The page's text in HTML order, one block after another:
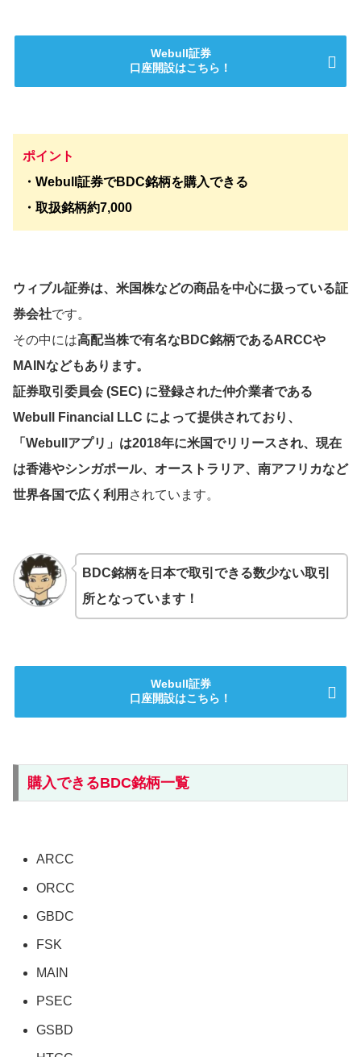
Webull証券
口座開設はこちら！
ポイント
・Webull証券でBDC銘柄を購入できる
・取扱銘柄約7,000
ウィブル証券は、米国株などの商品を中心に扱っている証
券会社です。
その中には高配当株で有名なBDC銘柄であるARCCや
MAINなどもあります。
証券取引委員会 (SEC) に登録された仲介業者である
Webull Financial LLC によって提供されており、
「Webullアプリ」は2018年に米国でリリースされ、現在
は香港やシンガポール、オーストラリア、南アフリカなど
世界各国で広く利用 されています。
BDC銘柄を日本で取引できる数少ない取引
所となっています！
Webull証券
口座開設はこちら！
購入できるBDC銘柄一覧
ARCC
ORCC
GBDC
FSK
MAIN
PSEC
GSBD